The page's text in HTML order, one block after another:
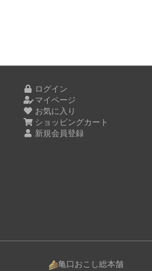
ログイン
マイページ
お気に入り
ショッピングカート
新規会員登録
亀口おこし総本舗